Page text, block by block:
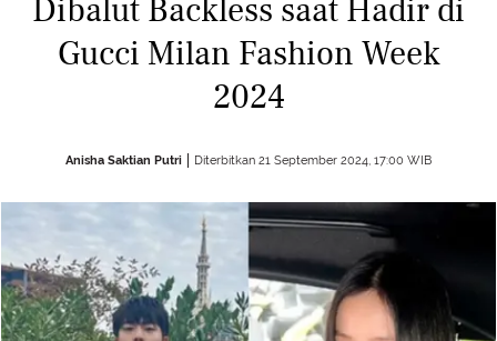
Dibalut Backless saat Hadir di
Gucci Milan Fashion Week
2024
Anisha Saktian Putri Diterbitkan 21 September 2024, 17:00 WIB